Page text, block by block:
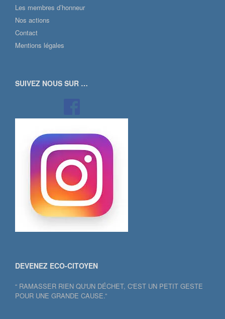
Les membres d’honneur
Nos actions
Contact
Mentions légales
SUIVEZ NOUS SUR …
DEVENEZ ECO-CITOYEN
“ RAMASSER RIEN QU'UN DÉCHET, C'EST UN PETIT GESTE
POUR UNE GRANDE CAUSE.”